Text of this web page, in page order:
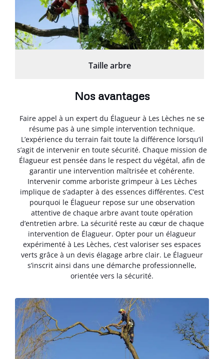
Taille arbre
Nos avantages
Faire appel à un expert du Élagueur à Les Lèches ne se
résume pas à une simple intervention technique.
L’expérience du terrain fait toute la différence lorsqu’il
s’agit de intervenir en toute sécurité. Chaque mission de
Élagueur est pensée dans le respect du végétal, afin de
garantir une intervention maîtrisée et cohérente.
Intervenir comme arboriste grimpeur à Les Lèches
implique de s’adapter à des essences différentes. C’est
pourquoi le Élagueur repose sur une observation
attentive de chaque arbre avant toute opération
d’entretien arbre. La sécurité reste au cœur de chaque
intervention de Élagueur. Opter pour un élagueur
expérimenté à Les Lèches, c’est valoriser ses espaces
verts grâce à un devis élagage arbre clair. Le Élagueur
s’inscrit ainsi dans une démarche professionnelle,
orientée vers la sécurité.